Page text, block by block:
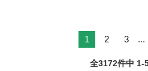
1 2 3 ...
全3172件中 1-